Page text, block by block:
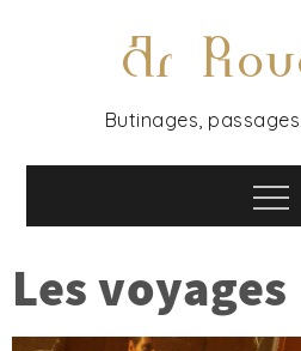
Ar
Butinages,
Les voyages